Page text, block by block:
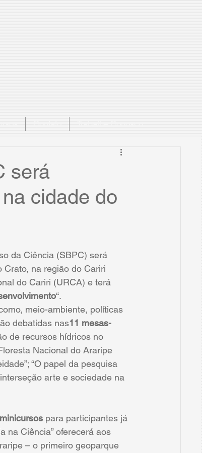
será
cidade do
da Ciência (SBPC) será
na região do Cariri
do Cariri (URCA) e terá
“.
meio-ambiente, políticas
debatidas nas11 mesas-
de recursos hídricos no
Nacional do Araripe
“O papel da pesquisa
arte e sociedade na
para participantes já
na Ciência” oferecerá aos
– o primeiro geoparque